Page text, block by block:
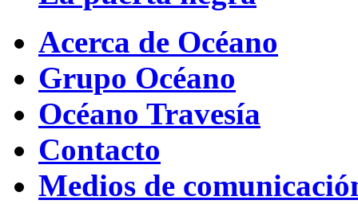
Acerca de Océano
Grupo Océano
Océano Travesía
Contacto
Medios de